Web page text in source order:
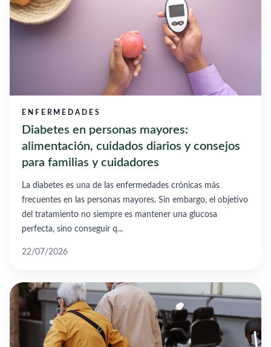
ENFERMEDADES
Diabetes en personas mayores:
alimentación, cuidados diarios y consejos
para familias y cuidadores
La diabetes es una de las enfermedades crónicas más
frecuentes en las personas mayores. Sin embargo, el objetivo
del tratamiento no siempre es mantener una glucosa
perfecta, sino conseguir q...
22/07/2026